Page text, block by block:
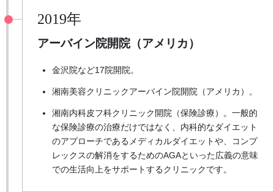
2019年
アーバイン院開院（アメリカ）
金沢院など17院開院。
湘南美容クリニックアーバイン院開院（アメリカ）。
湘南内科皮フ科クリニック開院（保険診療）。一般的
な保険診療の治療だけではなく、内科的なダイエット
のアプローチであるメディカルダイエットや、コンプ
レックスの解消をするためのAGAといった広義の意味
での生活向上をサポートするクリニックです。